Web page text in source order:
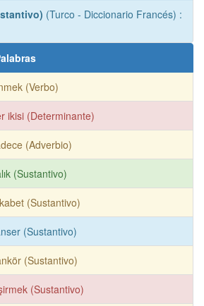
(Turco - Diccionario Francés) :
(Verbo)
ikisi (Determinante)
(Adverbio)
(Sustantivo)
(Sustantivo)
(Sustantivo)
(Sustantivo)
(Sustantivo)